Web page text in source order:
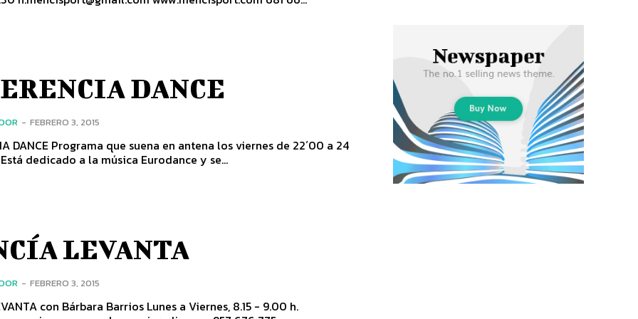
DANCE
- FEBRERO 3, 2015
antena los viernes de 22´00 a 24
dedicado a la música Eurodance y se...
LEVANTA
- FEBRERO 3, 2015
Bárbara Barrios Lunes a Viernes, 8.15 - 9.00 h.